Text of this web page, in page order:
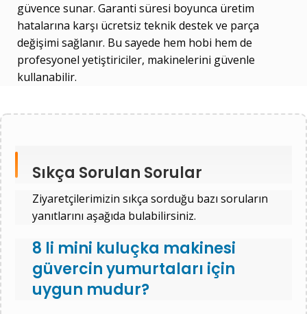
güvence sunar. Garanti süresi boyunca üretim
hatalarına karşı ücretsiz teknik destek ve parça
değişimi sağlanır. Bu sayede hem hobi hem de
profesyonel yetiştiriciler, makinelerini güvenle
kullanabilir.
Sıkça Sorulan Sorular
Ziyaretçilerimizin sıkça sorduğu bazı soruların
yanıtlarını aşağıda bulabilirsiniz.
8 li mini kuluçka makinesi
güvercin yumurtaları için
uygun mudur?